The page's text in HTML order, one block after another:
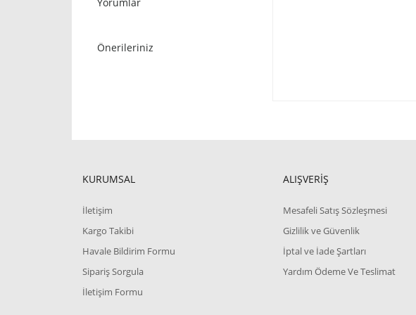
Önerileriniz
KURUMSAL
İletişim
Kargo Takibi
Havale Bildirim Formu
Sipariş Sorgula
İletişim Formu
ALIŞVERİŞ
Mesafeli Satış Sözleşmesi
Gizlilik ve Güvenlik
İptal ve İade Şartları
Yardım Ödeme Ve Teslimat